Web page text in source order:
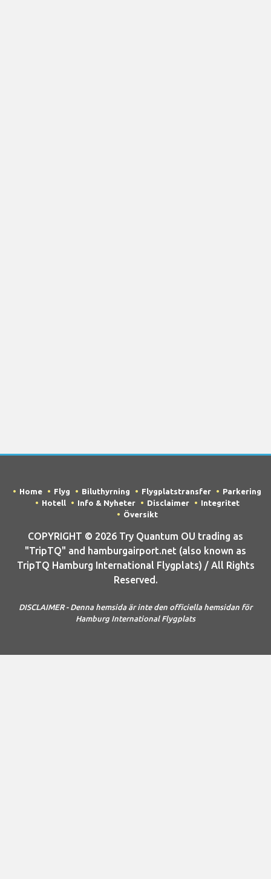
Home Flyg Biluthyrning Flygplatstransfer
Parkering
Hotell
Info & Nyheter Disclaimer
Integritet
Översikt
COPYRIGHT © 2026 Try Quantum OU trading as
"TripTQ" and hamburgairport.net (also known as
TripTQ Hamburg International Flygplats) / All Rights
Reserved.
DISCLAIMER - Denna hemsida är inte den officiella hemsidan för
Hamburg International Flygplats